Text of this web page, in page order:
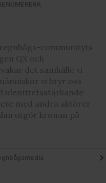
regnbågs-communityts
QX och
det samhälle vi
vi bryr oss
identitetsstärkande
med andra aktörer
utgör kronan på